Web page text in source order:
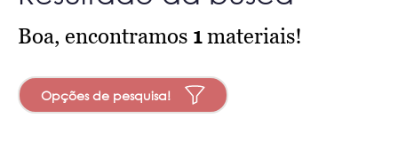
Boa, encontramos 1materiais!
Opções de pesquisa!